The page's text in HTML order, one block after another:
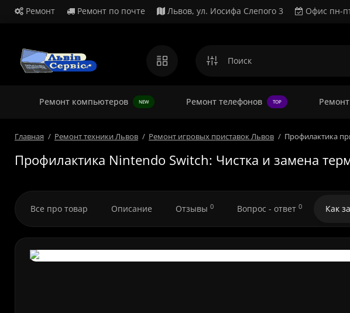
Ремонт Ремонт по почте Львов, ул. Иосифа Слепого 3 Офис пн-
Ремонт компьютеров NEW Ремонт телефонов TOP
Главная Ремонт техники Львов Ремонт игровых приставок Львов Профилактика
Профилактика Nintendo Switch: Чистка и замена
Все про товар Описание Отзывы 0 Вопрос - ответ 0 Как